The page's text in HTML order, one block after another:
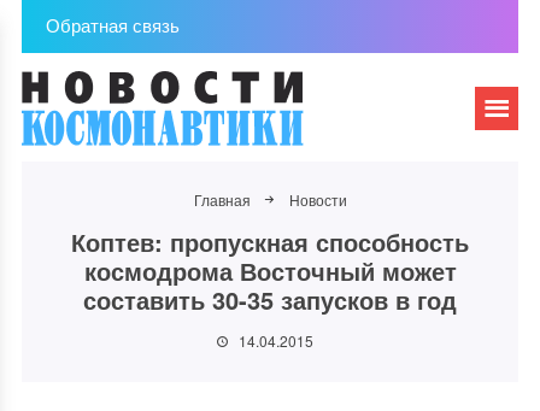
Обратная связь
Главная Новости
Коптев: пропускная способность
космодрома Восточный может
составить 30-35 запусков в год
14.04.2015